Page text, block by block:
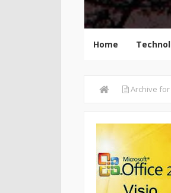
Home
Archive for